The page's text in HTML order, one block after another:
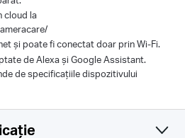
cloud la
și poate fi conectat doar prin Wi-Fi.
de Alexa și Google Assistant.
de specificațiile dispozitivului